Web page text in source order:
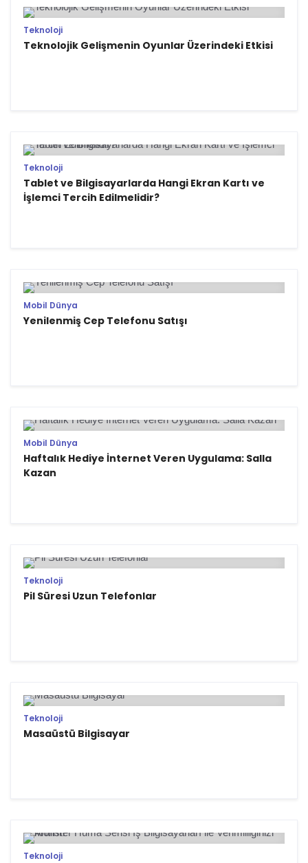
Teknoloji
Teknolojik Gelişmenin Oyunlar Üzerindeki Etkisi
Teknoloji
Tablet ve Bilgisayarlarda Hangi Ekran Kartı ve
İşlemci Tercih Edilmelidir?
Mobil Dünya
Yenilenmiş Cep Telefonu Satışı
Mobil Dünya
Haftalık Hediye İnternet Veren Uygulama: Salla
Kazan
Teknoloji
Pil Süresi Uzun Telefonlar
Teknoloji
Masaüstü Bilgisayar
Teknoloji